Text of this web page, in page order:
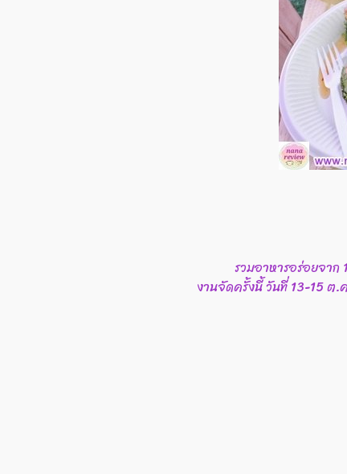
รวมอาหารอร่อยจา
งานจัดครั้งนี้ วันที่​ 13-15 ต.